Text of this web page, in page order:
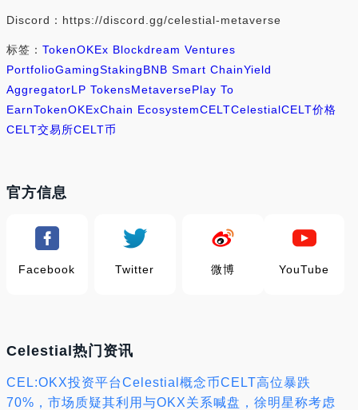
Discord：https://discord.gg/celestial-metaverse
标签： TokenOKEx Blockdream Ventures
PortfolioGamingStakingBNB Smart ChainYield
AggregatorLP TokensMetaversePlay To
EarnTokenOKExChain EcosystemCELTCelestialCELT价格
CELT交易所CELT币
官方信息
Facebook Twitter 微博 YouTube
Celestial热门资讯
CEL:OKX投资平台Celestial概念币CELT高位暴跌
70%，市场质疑其利用与OKX关系喊盘，徐明星称考虑